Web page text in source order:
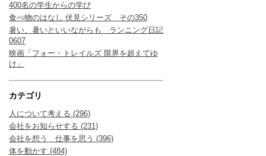
400名の学生からの学び
食べ物のはなし 伏見シリーズ その350
暑い、暑いといいながらも ランニング日記
0607
映画「フォー・トレイルズ 限界を超えてゆ
け」
カテゴリ
人について考える (296)
会社をお知らせする (231)
会社を想う 仕事を思う (396)
体を動かす (484)